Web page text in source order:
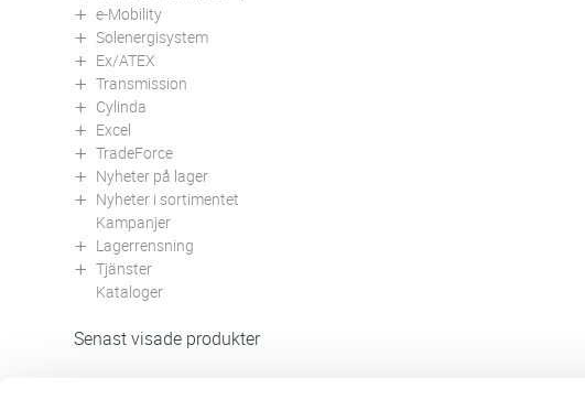
e-Mobility
Solenergisystem
Ex/ATEX
Transmission
Cylinda
Excel
TradeForce
Nyheter på lager
Nyheter i sortimentet
Kampanjer
Lagerrensning
Tjänster
Kataloger
Senast visade produkter